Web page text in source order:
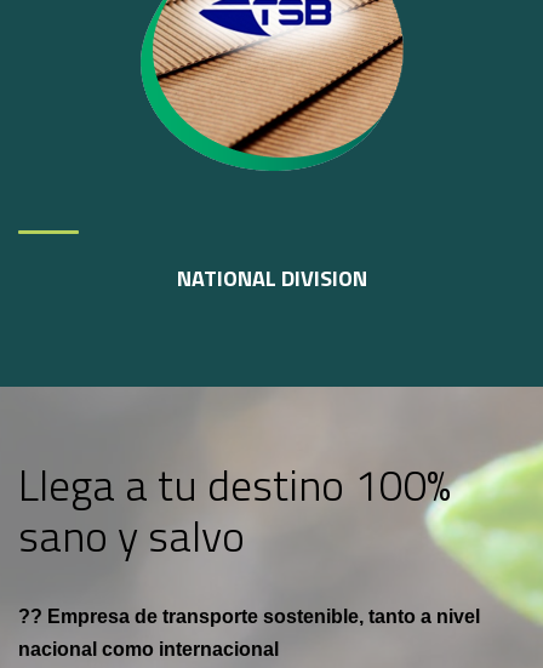
NATIONAL DIVISION
Llega a tu destino 100%
sano y salvo
?? Empresa de transporte sostenible, tanto a nivel
nacional como internacional